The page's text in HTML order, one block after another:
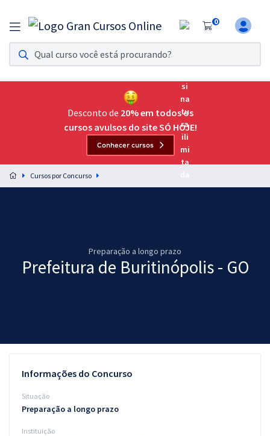
0
Assinatura Ilimitada 11
Acesso a todos os cursos. Teste grátis por 7 dias!
Assinatura OAB Até Passar
Acesso ilimitado a toda preparação para o Exame da
Preparação completa e intensiva para as principais
residências em saúde do Brasil
Questões grátis
Desconto de 20% em todos os
cursos avulsos do site SÓ HOJE!
Conhecer cursos
Cursos por Concurso
Preparação a longo prazo
Prefeitura de Buritinópolis - GO
Informações do Concurso
Situação
Preparação a longo prazo
Instituição